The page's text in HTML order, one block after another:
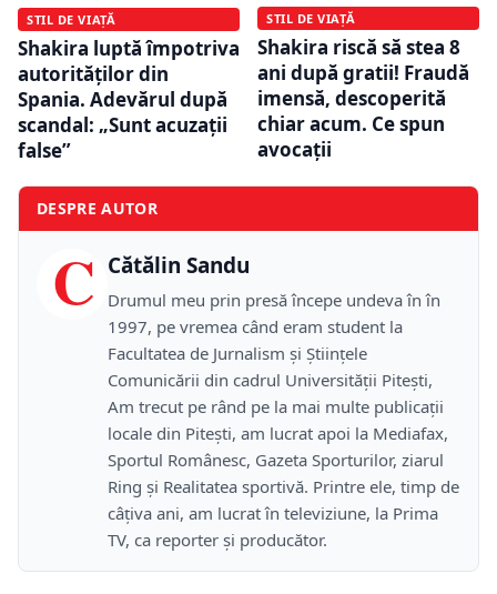
STIL DE VIAȚĂ
Shakira luptă împotriva
autorităților din
Spania. Adevărul după
scandal: „Sunt acuzații
false”
STIL DE VIAȚĂ
Shakira riscă să stea 8
ani după gratii! Fraudă
imensă, descoperită
chiar acum. Ce spun
avocaţii
DESPRE AUTOR
C Cătălin Sandu
Drumul meu prin presă începe undeva în în
1997, pe vremea când eram student la
Facultatea de Jurnalism și Științele
Comunicării din cadrul Universității Pitești,
Am trecut pe rând pe la mai multe publicații
locale din Pitești, am lucrat apoi la Mediafax,
Sportul Românesc, Gazeta Sporturilor, ziarul
Ring și Realitatea sportivă. Printre ele, timp de
câțiva ani, am lucrat în televiziune, la Prima
TV, ca reporter și producător.